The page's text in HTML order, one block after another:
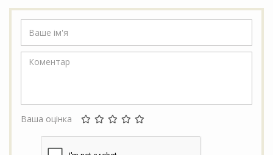
Ваша оцінка